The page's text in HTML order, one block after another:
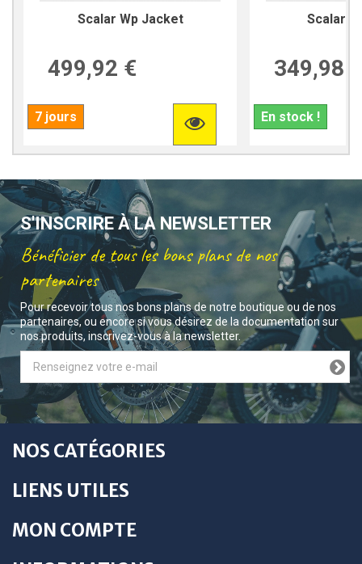
Scalar Wp Jacket
499,92 €
7 jours
Scalar
349,98 €
En stock !
S'INSCRIRE À LA NEWSLETTER
Bénéficier de tous les bons plans de nos
partenaires
Pour recevoir tous nos bons plans de notre boutique ou de nos
partenaires, ou encore si vous désirez de la documentation sur
nos produits, inscrivez-vous à la newsletter.
NOS CATÉGORIES
LIENS UTILES
MON COMPTE